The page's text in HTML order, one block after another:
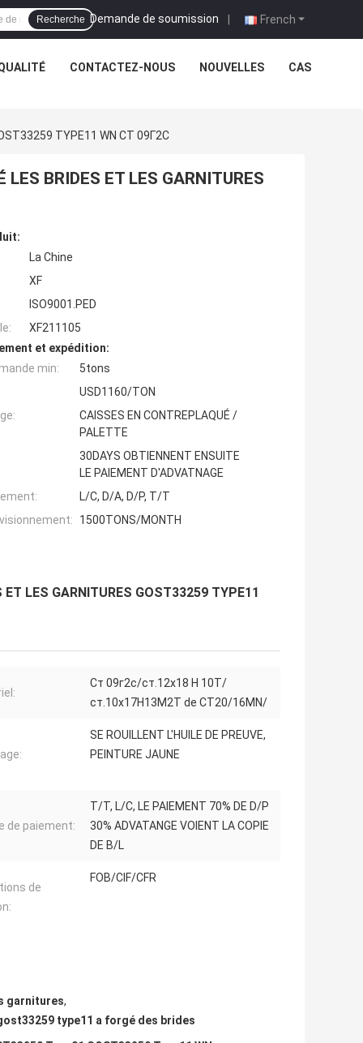
French
Demande de soumission |
Recherche
CONTACTEZ-NOUS NOUVELLES CAS
TYPE11 WN CТ 09Г2С
BRIDES ET LES GARNITURES
La Chine
XF
ISO9001.PED
XF211105
et expédition:
min:
5tons
USD1160/TON
CAISSES EN CONTREPLAQUÉ /
PALETTE
30DAYS OBTIENNENT ENSUITE
LE PAIEMENT D'ADVATNAGE
L/C, D/A, D/P, T/T
1500TONS/MONTH
LES GARNITURES GOST33259 TYPE11
Cт 09г2с/ст.12х18 Н 10Т/
ст.10х17Н13М2Т de CT20/16MN/
SE ROUILLENT L'HUILE DE PREUVE,
PEINTURE JAUNE
de paiement:
T/T, L/C, LE PAIEMENT 70% DE D/P
30% ADVATANGE VOIENT LA COPIE
DE B/L
de
FOB/CIF/CFR
garnitures,
type11 a forgé des brides